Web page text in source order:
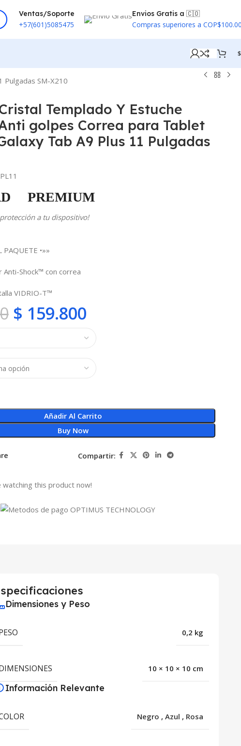
Ventas/Soporte
+57(601)5085475
Envios Gratis a 🇨🇴
Compras superiores a
$
Pulgadas SM-X210
Templado Y Estuche
golpes Correa para Tablet
Tab A9 Plus 11 Pulgadas
PREMIUM
a tu dispositivo!
PAQUETE •»»
Shock™ con correa
VIDRIO-T™
$ 159.800
Añadir Al Carrito
Buy Now
Compartir:
watching this product now!
Dimensiones y Peso
0,2 kg
10 × 10 × 10 cm
Información Relevante
Negro ,Azul , Rosa